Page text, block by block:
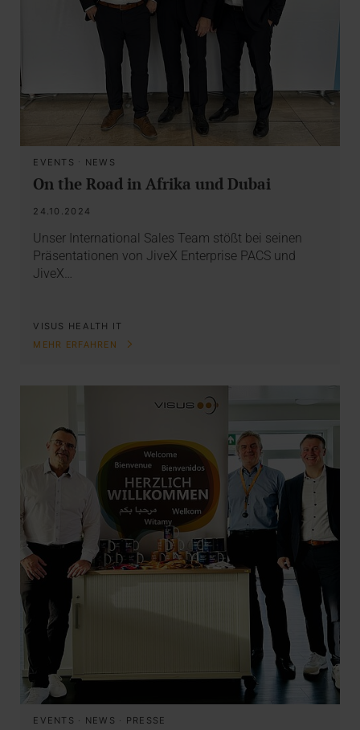
EVENTS · NEWS
On the Road in Afrika und Dubai
24.10.2024
Unser International Sales Team stößt bei seinen
Präsentationen von JiveX Enterprise PACS und
JiveX…
VISUS HEALTH IT
MEHR ERFAHREN
EVENTS · NEWS · PRESSE